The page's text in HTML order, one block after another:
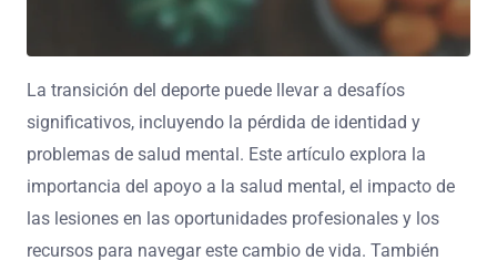
La transición del deporte puede llevar a desafíos
significativos, incluyendo la pérdida de identidad y
problemas de salud mental. Este artículo explora la
importancia del apoyo a la salud mental, el impacto de
las lesiones en las oportunidades profesionales y los
recursos para navegar este cambio de vida. También